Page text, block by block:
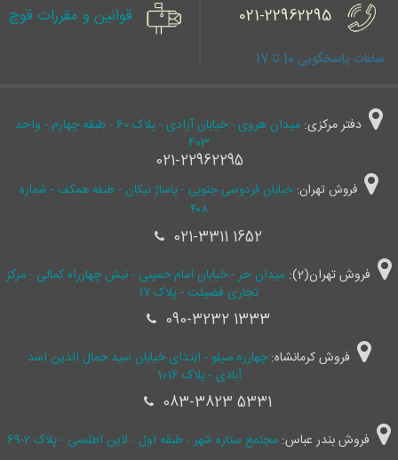
021-22962295
ساعات پاسخگویی 10 تا 17
قوانین و مقررات قوچ
دفتر مرکزی:
میدان هروی - خیابان آزادی - پلاک 60 - طبقه چهارم - واحد
403
021-22962295
فروش تهران: خیابان فردوسی جنوبی - پاساژ نیکان - طبقه همکف - شماره
۴۰۸
021-3311 1652
فروش تهران(2):
میدان حر - خیابان امام خمینی - نبش چهارراه کمالی - مرکز
تجاری فضیلت - پلاک ۱۷
090-3232 1333
فروش کرمانشاه:چهارره سیلو - ابتدای خیابان سید جمال ‌الدین اسد
آبادی - پلاک 1016
083-3823 5331
فروش بندر عباس: مجتمع ستاره شهر - طبقه اول - لاین اطلسی - پلاک 2-69